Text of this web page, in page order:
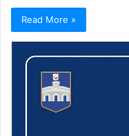
Read More »